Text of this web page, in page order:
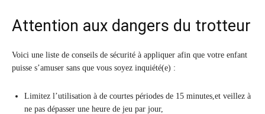
Attention aux dangers du trotteur
Voici une liste de conseils de sécurité à appliquer afin que votre enfant
puisse s’amuser sans que vous soyez inquiété(e) :
Limitez l’utilisation à de courtes périodes de 15 minutes,et veillez à
ne pas dépasser une heure de jeu par jour,